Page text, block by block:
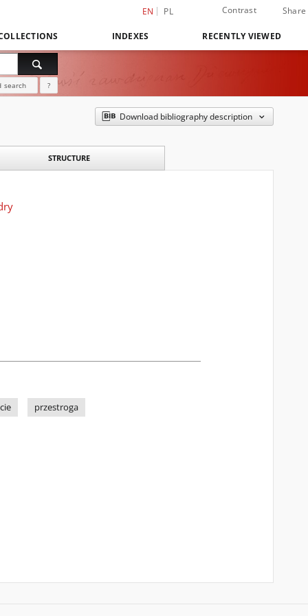
EN PL Contrast Share
INDEXES RECENTLY VIEWED
search ?
Download bibliography description
STRUCTURE
przestroga